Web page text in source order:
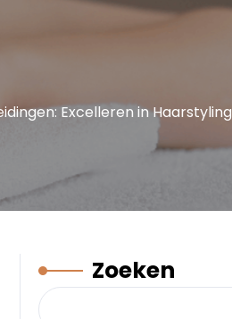
Excelleren in Haarstyling
Zoeken